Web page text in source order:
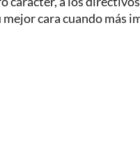
cara cuando más